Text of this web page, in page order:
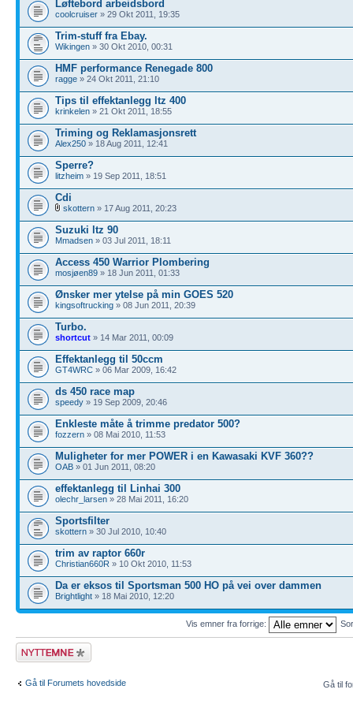
Løftebord arbeidsbord
coolcruiser » 29 Okt 2011, 19:35
Trim-stuff fra Ebay.
Wikingen » 30 Okt 2010, 00:31
HMF performance Renegade 800
ragge » 24 Okt 2011, 21:10
Tips til effektanlegg ltz 400
krinkelen » 21 Okt 2011, 18:55
Triming og Reklamasjonsrett
Alex250 » 18 Aug 2011, 12:41
Sperre?
litzheim » 19 Sep 2011, 18:51
Cdi
skottern » 17 Aug 2011, 20:23
Suzuki ltz 90
Mmadsen » 03 Jul 2011, 18:11
Access 450 Warrior Plombering
mosjøen89 » 18 Jun 2011, 01:33
Ønsker mer ytelse på min GOES 520
kingsoftrucking » 08 Jun 2011, 20:39
Turbo.
shortcut » 14 Mar 2011, 00:09
Effektanlegg til 50ccm
GT4WRC » 06 Mar 2009, 16:42
ds 450 race map
speedy » 19 Sep 2009, 20:46
Enkleste måte å trimme predator 500?
fozzern » 08 Mai 2010, 11:53
Muligheter for mer POWER i en Kawasaki KVF 360??
OAB » 01 Jun 2011, 08:20
effektanlegg til Linhai 300
olechr_larsen » 28 Mai 2011, 16:20
Sportsfilter
skottern » 30 Jul 2010, 10:40
trim av raptor 660r
Christian660R » 10 Okt 2010, 11:53
Da er eksos til Sportsman 500 HO på vei over dammen
Brightlight » 18 Mai 2010, 12:20
Vis emner fra forrige:
Legg inn et nytt
emne
Gå til Forumets hovedside Gå til